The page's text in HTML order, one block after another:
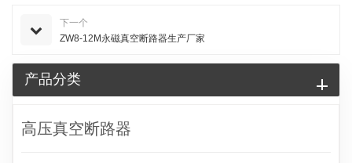
下一个
ZW8-12M永磁真空断路器生产厂家
产品分类
高压真空断路器